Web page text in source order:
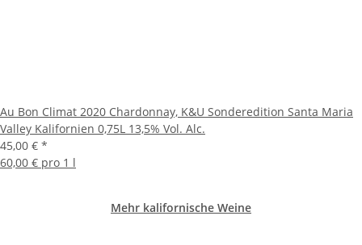
Au Bon Climat 2020 Chardonnay, K&U Sonderedition Santa Maria
Valley Kalifornien 0,75L 13,5% Vol. Alc.
45,00 € *
60,00 € pro 1 l
Mehr kalifornische Weine